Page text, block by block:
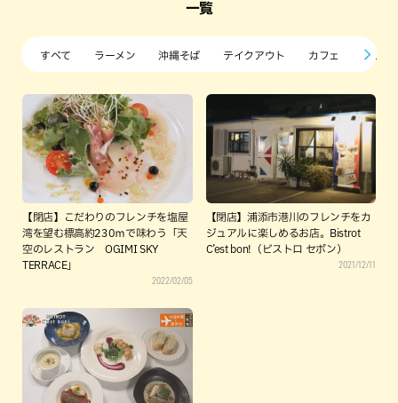
一覧
すべて ラーメン 沖縄そば テイクアウト カフェ すし・
【閉店】こだわりのフレンチを塩屋
湾を望む標高約230ｍで味わう「天
空のレストラン OGIMI SKY
TERRACE」
2022/02/05
【閉店】浦添市港川のフレンチをカ
ジュアルに楽しめるお店。Bistrot
C’est bon!（ビストロ セボン）
2021/12/11